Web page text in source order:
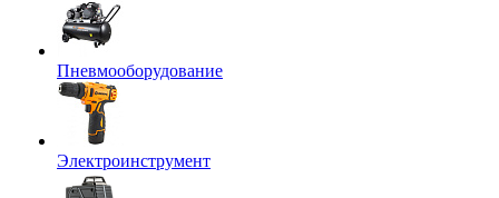
Пневмооборудование
Электроинструмент